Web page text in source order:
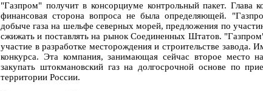
"Газпром" получит в консорциуме контрольный пакет. Глава
финансовая сторона вопроса не была определяющей.
добыче газа на шельфе северных морей, предложения по
сжижать и поставлять на рынок Соединенных Штатов.
участие в разработке месторождения и строительстве завода.
конкурса. Эта компания, занимающая сейчас второе место
закупать штокмановский газ на долгосрочной основе по
территории России.